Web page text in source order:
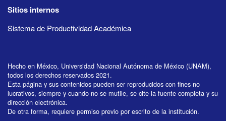
Sitios internos
Sistema de Productividad Académica
Hecho en México, Universidad Nacional Autónoma de México (UNAM),
todos los derechos reservados 2021.
Esta página y sus contenidos pueden ser reproducidos con fines no
lucrativos, siempre y cuando no se mutile, se cite la fuente completa y su
dirección electrónica.
De otra forma, requiere permiso previo por escrito de la institución.